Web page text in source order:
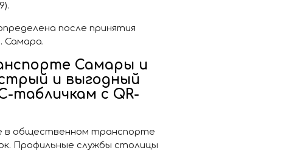
после принятия
Самара.
Самары и
и выгодный
табличкам с QR-
в общественном транспорте
Профильные службы столицы